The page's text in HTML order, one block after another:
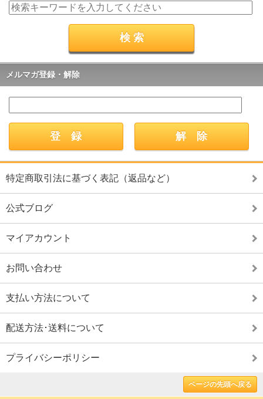
メルマガ登録・解除
特定商取引法に基づく表記（返品など）
公式ブログ
マイアカウント
お問い合わせ
支払い方法について
配送方法･送料について
プライバシーポリシー
ページの先頭へ戻る